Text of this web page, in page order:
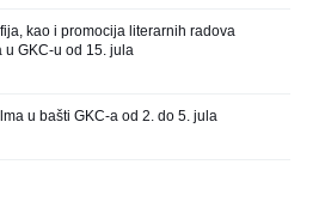
kao i promocija literarnih radova
GKC-u od 15. jula
u bašti GKC-a od 2. do 5. jula